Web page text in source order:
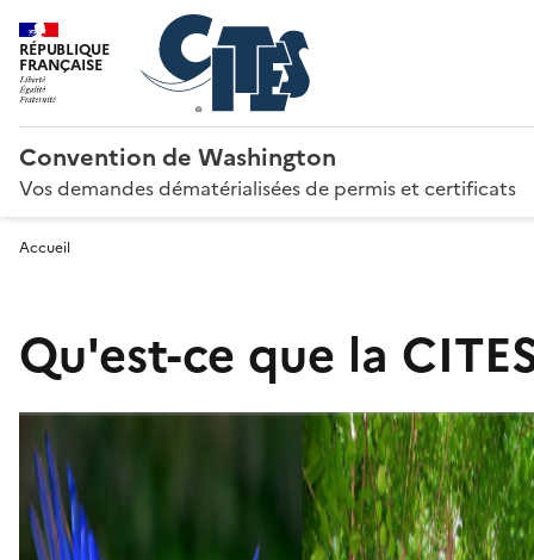
RÉPUBLIQUE
FRANÇAISE
Convention de Washington
Vos demandes dématérialisées de permis et certificats
Accueil
Qu'est-ce que la